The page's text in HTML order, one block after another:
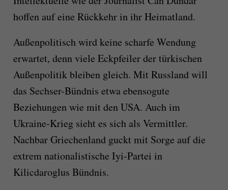
hoffen auf eine Rückkehr in ihr Heimatland.
Außenpolitisch wird keine scharfe Wendung
erwartet, denn viele Eckpfeiler der türkischen
Außenpolitik bleiben gleich. Mit Russland will
das Sechser-Bündnis etwa ebensogute
Beziehungen wie mit den USA. Auch im
Ukraine-Krieg sieht es sich als Vermittler.
Nachbar Griechenland guckt mit Sorge auf die
extrem nationalistische Iyi-Partei in
Kilicdaroglus Bündnis.